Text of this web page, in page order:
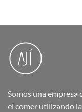
Somos una
el comer utilizando